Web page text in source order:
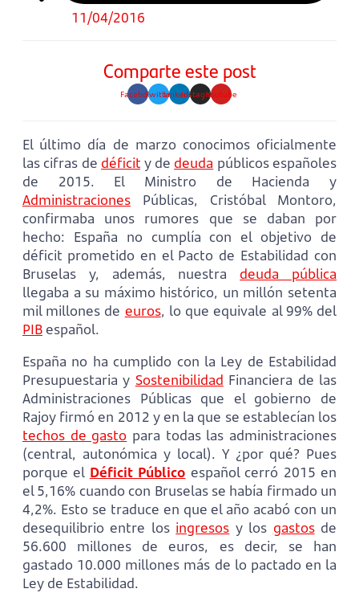
11/04/2016
Comparte este post
FacebookTwitterLinkedinInstagramYoutube
El último día de marzo conocimos oficialmente
las cifras de déficit y de deuda públicos españoles
de 2015. El Ministro de Hacienda y
Administraciones Públicas, Cristóbal Montoro,
confirmaba unos rumores que se daban por
hecho: España no cumplía con el objetivo de
déficit prometido en el Pacto de Estabilidad con
Bruselas y, además, nuestra deuda pública
llegaba a su máximo histórico, un millón setenta
mil millones de euros, lo que equivale al 99% del
PIBespañol.
España no ha cumplido con la Ley de Estabilidad
Presupuestaria y Sostenibilidad Financiera de las
Administraciones Públicas que el gobierno de
Rajoy firmó en 2012 y en la que se establecían los
techos de gasto para todas las administraciones
(central, autonómica y local). Y ¿por qué? Pues
porque el Déficit Público español cerró 2015 en
el 5,16% cuando con Bruselas se había firmado un
4,2%. Esto se traduce en que el año acabó con un
desequilibrio entre los ingresos y los gastosde
56.600 millones de euros, es decir, se han
gastado 10.000 millones más de lo pactado en la
Ley de Estabilidad.